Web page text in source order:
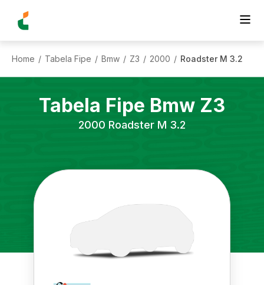
Home / Tabela Fipe / Bmw / Z3 / 2000 / Roadster M 3.2
Tabela Fipe Bmw Z3
2000 Roadster M 3.2